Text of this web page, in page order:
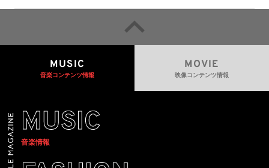
るための統一的な枠組みを提案
MUSIC
音楽コンテンツ情報
MOVIE
映像コンテンツ情報
MUSIC
音楽情報